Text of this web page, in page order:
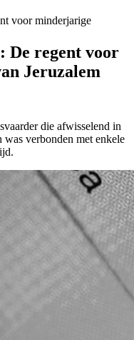
voor minderjarige
De regent voor
Jeruzalem
die afwisselend in
verbonden met enkele